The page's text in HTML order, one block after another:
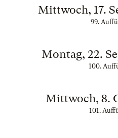
Mittwoch, 17.
99.
Montag, 22.
100.
Mittwoch, 8.
101.